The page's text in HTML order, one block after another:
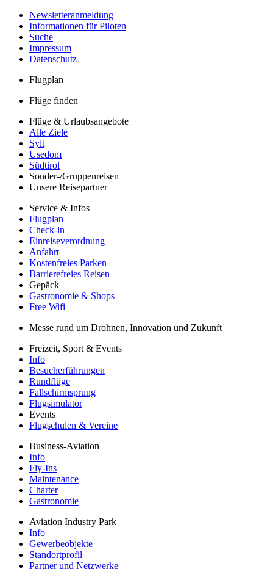
Newsletteranmeldung
Informationen für Piloten
Suche
Impressum
Datenschutz
Flugplan
Flüge finden
Flüge & Urlaubsangebote
Alle Ziele
Sylt
Usedom
Südtirol
Sonder-/Gruppenreisen
Unsere Reisepartner
Service & Infos
Flugplan
Check-in
Einreiseverordnung
Anfahrt
Kostenfreies Parken
Barrierefreies Reisen
Gepäck
Gastronomie & Shops
Free Wifi
Messe rund um Drohnen, Innovation und Zukunft
Freizeit, Sport & Events
Info
Besucherführungen
Rundflüge
Fallschirmsprung
Flugsimulator
Events
Flugschulen & Vereine
Business-Aviation
Info
Fly-Ins
Maintenance
Charter
Gastronomie
Aviation Industry Park
Info
Gewerbeobjekte
Standortprofil
Partner und Netzwerke